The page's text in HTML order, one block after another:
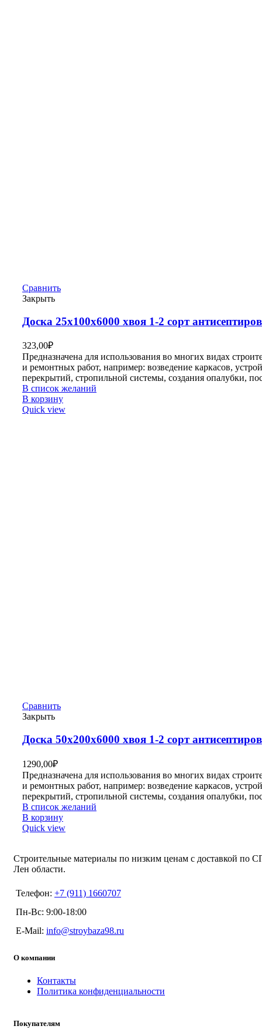
Сравнить
Закрыть
Доска 25х100х6000 хвоя 1-2 сорт
323,00₽
Предназначена для использования во многих видах
и ремонтных работ, например: возведение каркасов,
перекрытий, стропильной системы, создания опалубки,
В список желаний
В корзину
Quick view
Сравнить
Закрыть
Доска 50х200х6000 хвоя 1-2 сорт
1290,00₽
Предназначена для использования во многих видах
и ремонтных работ, например: возведение каркасов,
перекрытий, стропильной системы, создания опалубки,
В список желаний
В корзину
Quick view
Строительные материалы по низким ценам с доставкой по
Лен области.
Телефон: +7 (911) 1660707
Пн-Вс: 9:00-18:00
E-Mail: info@stroybaza98.ru
О компании
Контакты
Политика конфиденциальности
Покупателям